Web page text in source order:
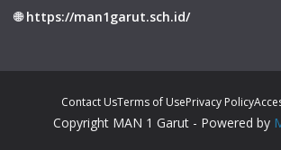
🌐https://man1garut.sch.id/
Contact UsTerms of UsePrivacy Policy
Copyright MAN 1 Garut - Powered by